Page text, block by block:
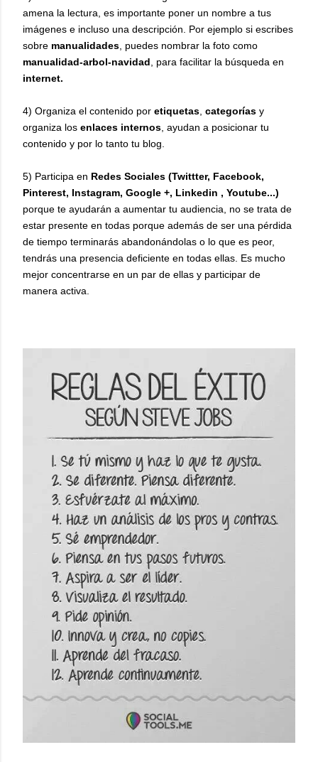
amena la lectura, es importante poner un nombre a tus
imágenes e incluso una descripción. Por ejemplo si escribes
sobre manualidades , puedes nombrar la foto como
manualidad-arbol-navidad , para facilitar la búsqueda en
internet.
4) Organiza el contenido por etiquetas categorías y
organiza los enlaces internos , ayudan a posicionar tu
contenido y por lo tanto tu blog.
5) Participa en Redes Sociales (Twittter, Facebook,
Pinterest, Instagram, Google +, Linkedin , Youtube...)
porque te ayudarán a aumentar tu audiencia, no se trata de
estar presente en todas porque además de ser una pérdida
de tiempo terminarás abandonándolas o lo que es peor,
tendrás una presencia deficiente en todas ellas. Es mucho
mejor concentrarse en un par de ellas y participar de
manera activa.